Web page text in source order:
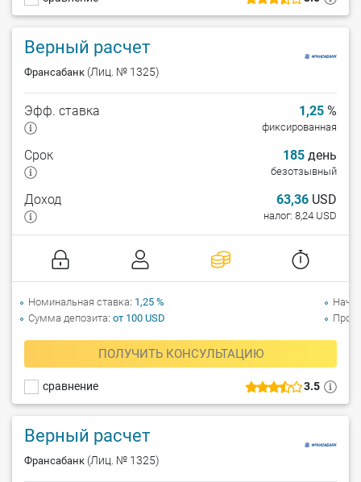
Верный расчет
Франсабанк (Лиц. № 1325)
3.5
сравнение
Эфф. ставка 1,25 %
фиксированная
Срок 185 день
безотзывный
Доход 63,36 USD
налог: 8,24 USD
ПОЛУЧИТЬ КОНСУЛЬТАЦИЮ
Номинальная ставка 1,25 %
Сумма депозита от 100 USD
Верный расчет
Франсабанк (Лиц. № 1325)